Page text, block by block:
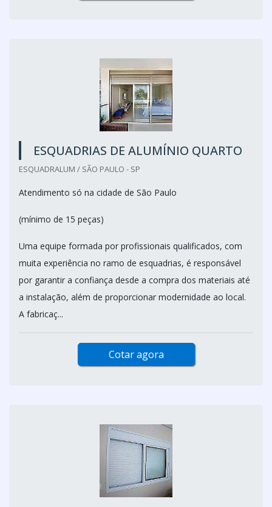
ESQUADRIAS DE ALUMÍNIO QUARTO
ESQUADRALUM / SÃO PAULO - SP
Atendimento só na cidade de São Paulo
(mínimo de 15 peças)
Uma equipe formada por profissionais qualificados, com
muita experiência no ramo de esquadrias, é responsável
por garantir a confiança desde a compra dos materiais até
a instalação, além de proporcionar modernidade ao local.
A fabricaç...
Cotar agora